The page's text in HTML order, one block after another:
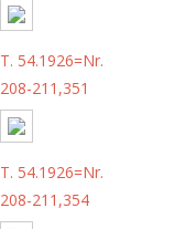
T. 54.1926=Nr.
208-211,351
T. 54.1926=Nr.
208-211,354